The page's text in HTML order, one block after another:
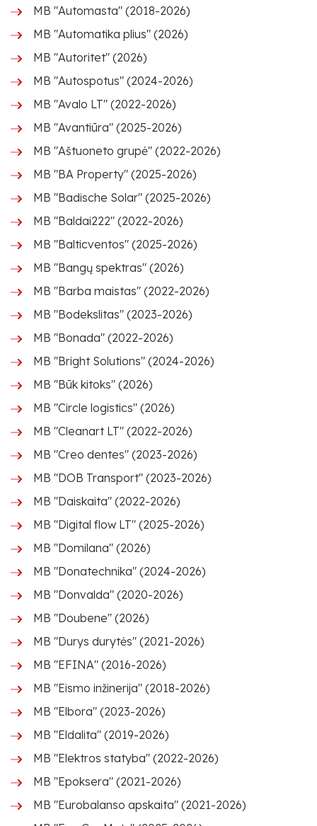
MB "Automasta" (2018-2026)
MB "Automatika plius" (2026)
MB "Autoritet" (2026)
MB "Autospotus" (2024-2026)
MB "Avalo LT" (2022-2026)
MB "Avantiūra" (2025-2026)
MB "Aštuoneto grupė" (2022-2026)
MB "BA Property" (2025-2026)
MB "Badische Solar" (2025-2026)
MB "Baldai222" (2022-2026)
MB "Balticventos" (2025-2026)
MB "Bangų spektras" (2026)
MB "Barba maistas" (2022-2026)
MB "Bodekslitas" (2023-2026)
MB "Bonada" (2022-2026)
MB "Bright Solutions" (2024-2026)
MB "Būk kitoks" (2026)
MB "Circle logistics" (2026)
MB "Cleanart LT" (2022-2026)
MB "Creo dentes" (2023-2026)
MB "DOB Transport" (2023-2026)
MB "Daiskaita" (2022-2026)
MB "Digital flow LT" (2025-2026)
MB "Domilana" (2026)
MB "Donatechnika" (2024-2026)
MB "Donvalda" (2020-2026)
MB "Doubene" (2026)
MB "Durys durytės" (2021-2026)
MB "EFINA" (2016-2026)
MB "Eismo inžinerija" (2018-2026)
MB "Elbora" (2023-2026)
MB "Eldalita" (2019-2026)
MB "Elektros statyba" (2022-2026)
MB "Epoksera" (2021-2026)
MB "Eurobalanso apskaita" (2021-2026)